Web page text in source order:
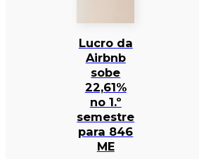
Lucro da
Airbnb
sobe
22,61%
no 1.º
semestre
para 846
ME